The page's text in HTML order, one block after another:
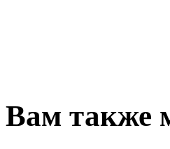
Вам также